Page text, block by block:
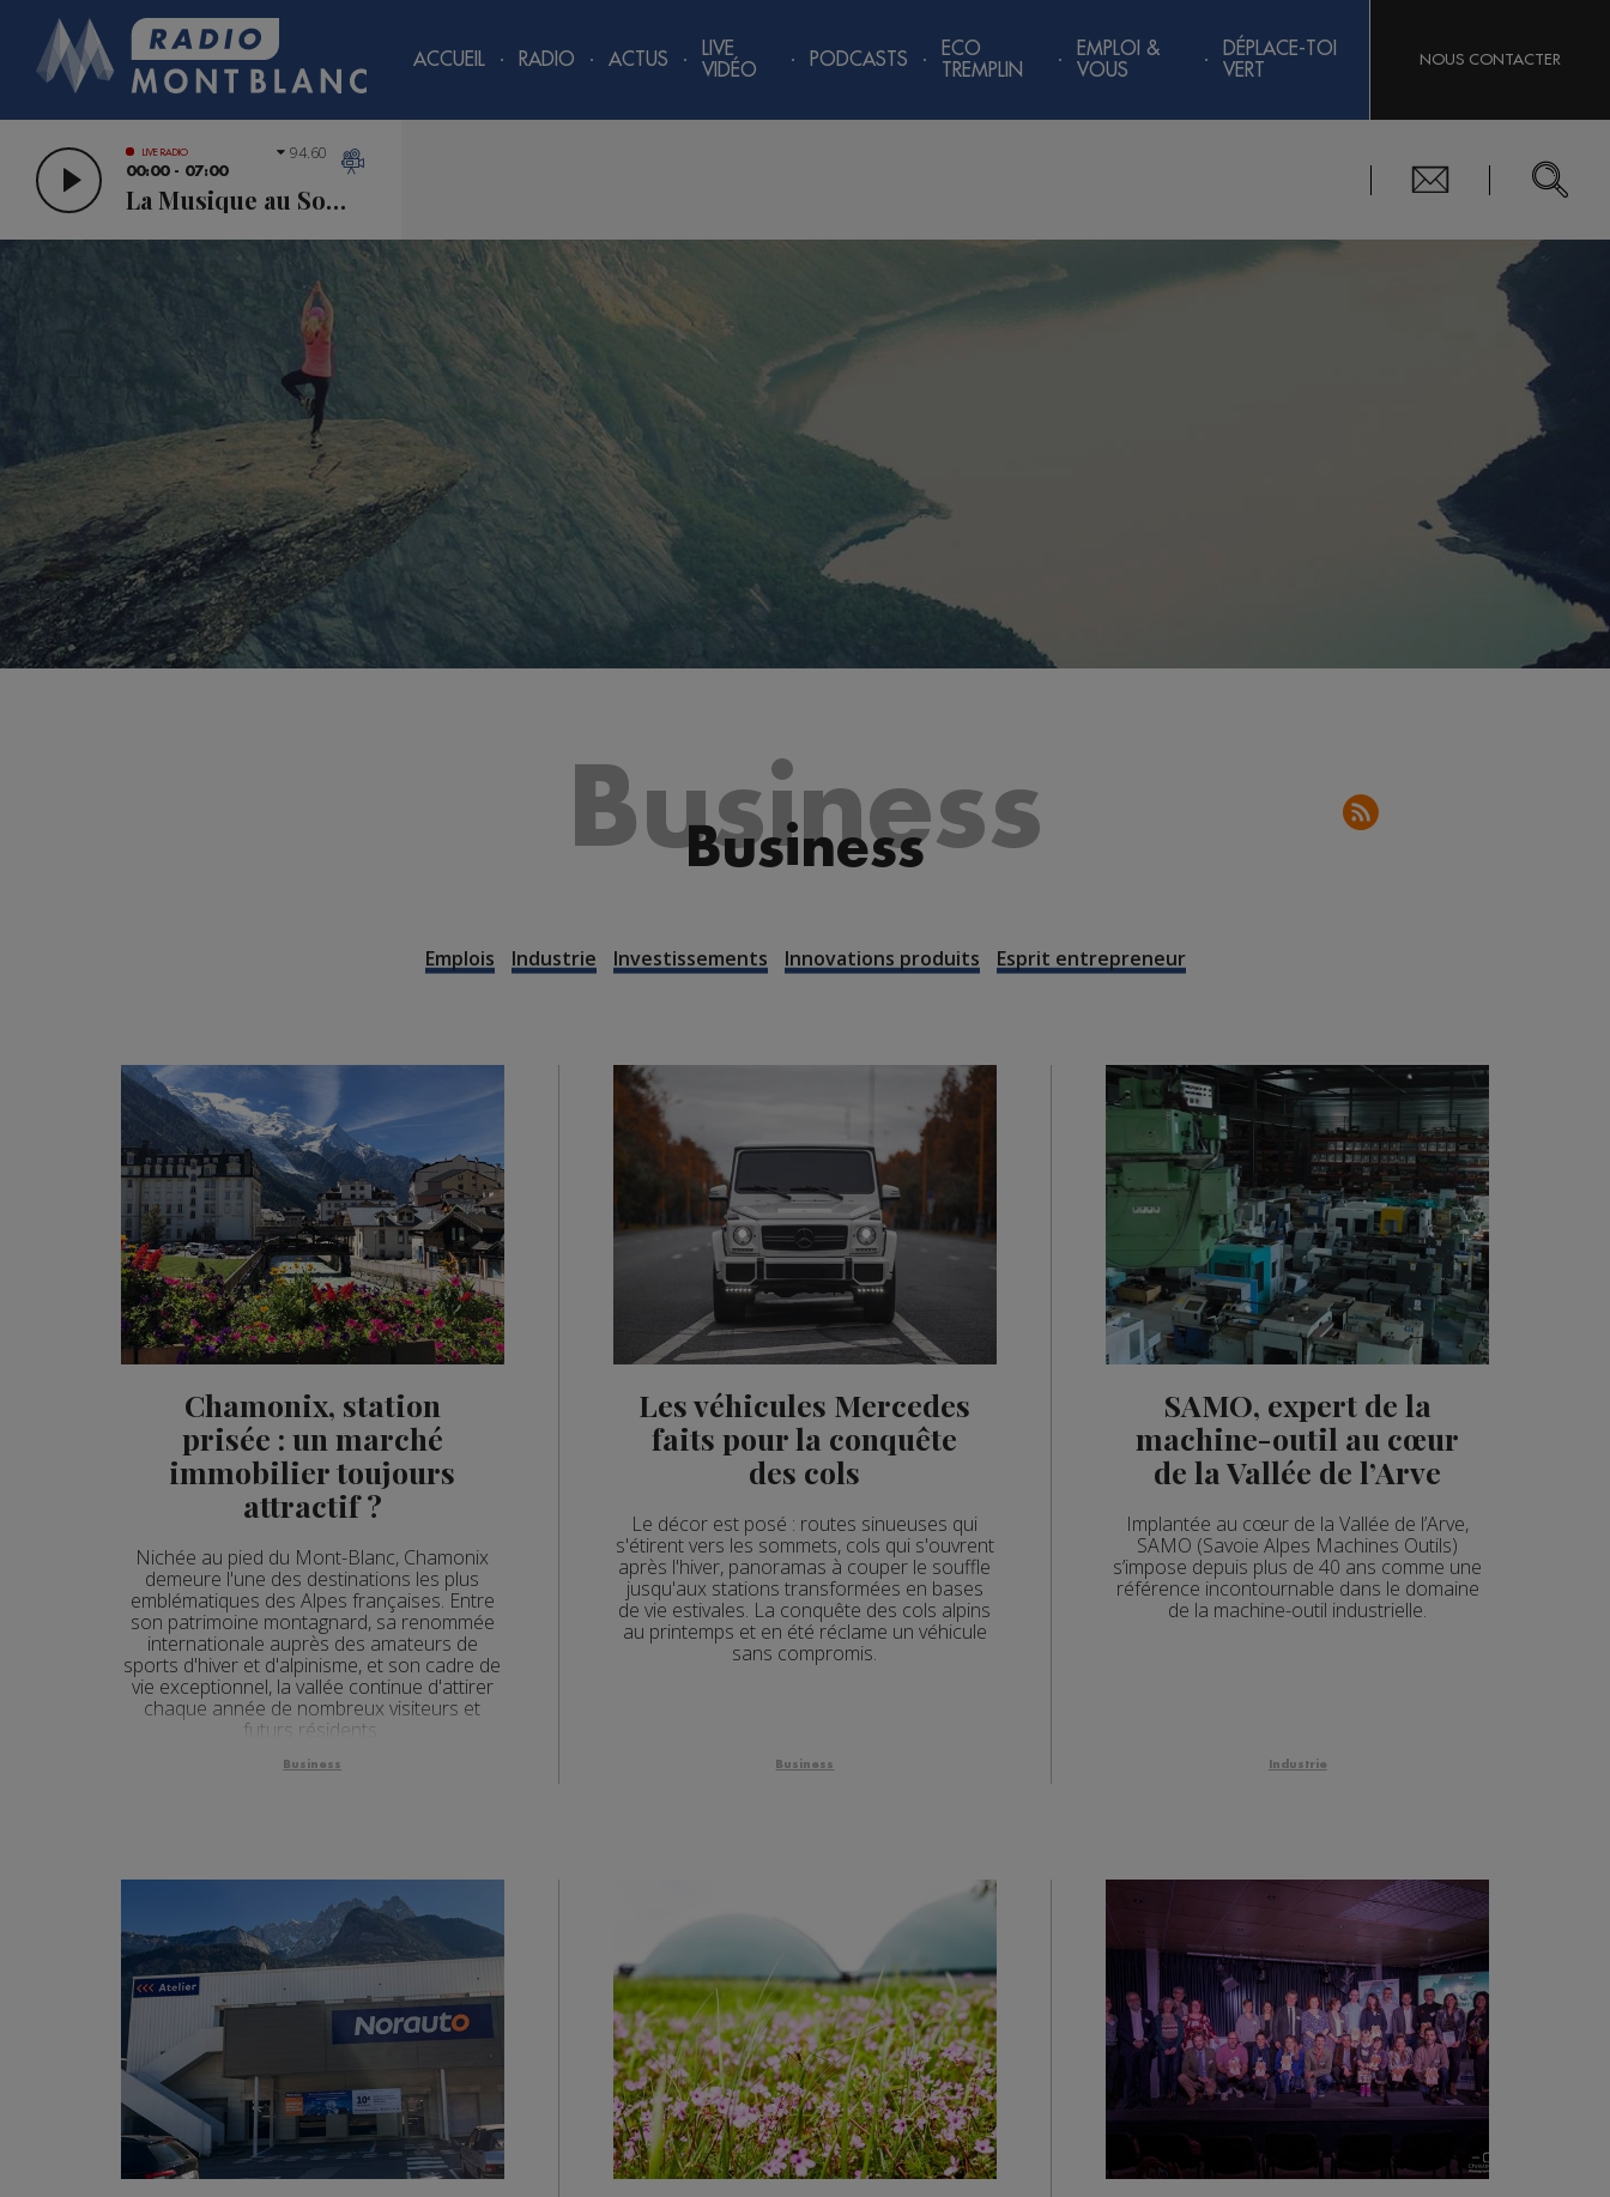
ACCUEIL RADIO ACTUS
LIVE
VIDÉO
PODCASTS
ECO
TREMPLIN
EMPLOI &
VOUS
DÉPLACE-TOI
VERT
NOUS CONTACTER
LIVE RADIO
00:00 - 07:00
La Musique au Sommet
94.60
Business
Business
Emplois Industrie Investissements Innovations produits Esprit entrepreneur
Chamonix, station
prisée : un marché
immobilier toujours
attractif ?
Nichée au pied du Mont-Blanc, Chamonix
demeure l'une des destinations les plus
emblématiques des Alpes françaises. Entre
son patrimoine montagnard, sa renommée
internationale auprès des amateurs de
sports d'hiver et d'alpinisme, et son cadre de
vie exceptionnel, la vallée continue d'attirer
chaque année de nombreux visiteurs et
futurs résidents.
Business
Les véhicules Mercedes
faits pour la conquête
des cols
Le décor est posé : routes sinueuses qui
s'étirent vers les sommets, cols qui s'ouvrent
après l'hiver, panoramas à couper le souffle
jusqu'aux stations transformées en bases
de vie estivales. La conquête des cols alpins
au printemps et en été réclame un véhicule
sans compromis.
Business
SAMO, expert de la
machine-outil au cœur
de la Vallée de l’Arve
Implantée au cœur de la Vallée de l’Arve,
SAMO (Savoie Alpes Machines Outils)
s’impose depuis plus de 40 ans comme une
référence incontournable dans le domaine
de la machine-outil industrielle.
Industrie